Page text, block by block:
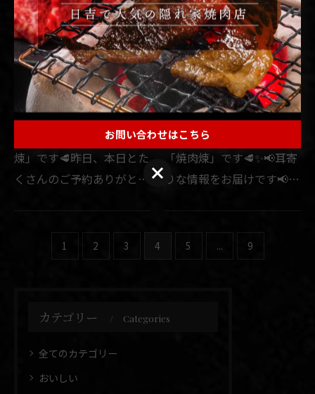
店心よりお待ちしておりま
す😌📢店舗紹介📢当店では
日吉で…
を食べて元気をつけてくだ
さい😊🥩たくさんのご来店
心よ…
こんばんは！日吉「焼肉
煉」です🥩
2026/06/14
こんばんは！日吉「焼肉
煉」です🥩昨日、本日とた
くさんのご予約ありがとう
が、準備万端でお店も営業
致します💪✨お席まだ少し
おはようございます！日吉
「焼肉 煉」です🥩
2026/06/13
おはようございます！日吉
「焼肉煉」です🥩✨📢耳寄
りな情報をお届けです📢✨
JAPANBURGERCHANPION
SHIP🍔が開催されており
1 2 3 4 5 ... 9
カテゴリー Categories
全てのカテゴリー
おいしい
お問い合わせはこちら